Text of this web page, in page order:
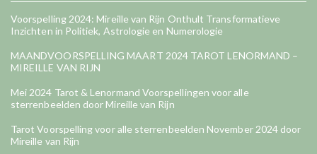
Voorspelling 2024: Mireille van Rijn Onthult Transformatieve
Inzichten in Politiek, Astrologie en Numerologie
MAANDVOORSPELLING MAART 2024 TAROT LENORMAND –
MIREILLE VAN RIJN
Mei 2024 Tarot & Lenormand Voorspellingen voor alle
sterrenbeelden door Mireille van Rijn
Tarot Voorspelling voor alle sterrenbeelden November 2024 door
Mireille van Rijn